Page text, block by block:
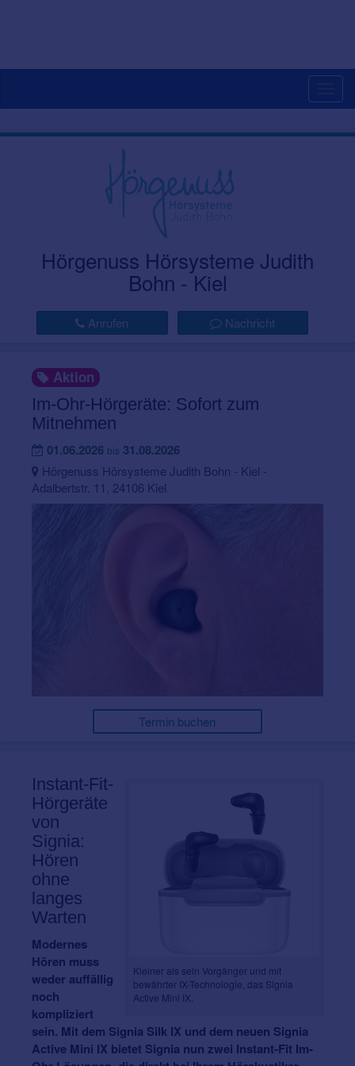
Hörgenuss Hörsysteme Judith
Bohn - Kiel
Anrufen Nachricht
Aktion
Im-Ohr-Hörgeräte: Sofort zum
Mitnehmen
01.06.2026 bis 31.08.2026
Hörgenuss Hörsysteme Judith Bohn - Kiel -
Adalbertstr. 11, 24106 Kiel
Termin buchen
Kleiner als sein Vorgänger und mit
bewährter IX-Technologie, das Signia
Active Mini IX.
Instant-Fit-
Hörgeräte
von
Signia:
Hören
ohne
langes
Warten
Modernes
Hören muss
weder auffällig
noch
kompliziert
sein. Mit dem Signia Silk IX und dem neuen Signia
Active Mini IX bietet Signia nun zwei Instant-Fit Im-